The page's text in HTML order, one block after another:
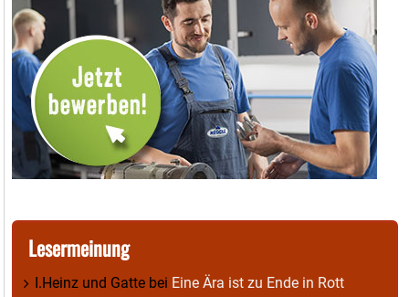
Lesermeinung
I.Heinz und Gatte bei Eine Ära ist zu Ende in Rott